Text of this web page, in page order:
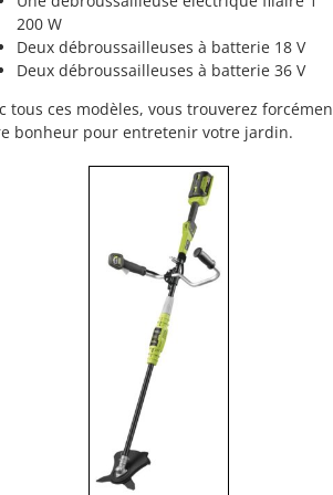
200 W
Deux débroussailleuses à batterie 18 V
Deux débroussailleuses à batterie 36 V
tous ces modèles, vous trouverez
bonheur pour entretenir votre jardin.